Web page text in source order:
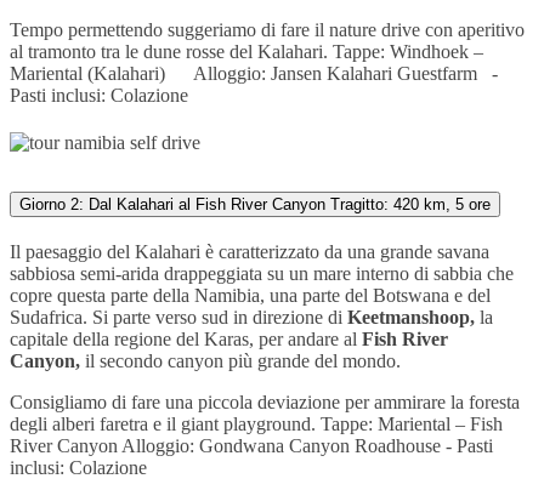
Tempo permettendo suggeriamo di fare il nature drive con aperitivo
al tramonto tra le dune rosse del Kalahari. Tappe: Windhoek –
Mariental (Kalahari) Alloggio: Jansen Kalahari Guestfarm -
Pasti inclusi: Colazione
Giorno 2: Dal Kalahari al Fish River Canyon Tragitto: 420 km, 5 ore
Il paesaggio del Kalahari è caratterizzato da una grande savana
sabbiosa semi-arida drappeggiata su un mare interno di sabbia che
copre questa parte della Namibia, una parte del Botswana e del
Sudafrica. Si parte verso sud in direzione di Keetmanshoop, la
capitale della regione del Karas, per andare al Fish River
Canyon, il secondo canyon più grande del mondo.
Consigliamo di fare una piccola deviazione per ammirare la foresta
degli alberi faretra e il giant playground. Tappe: Mariental – Fish
River Canyon Alloggio: Gondwana Canyon Roadhouse - Pasti
inclusi: Colazione